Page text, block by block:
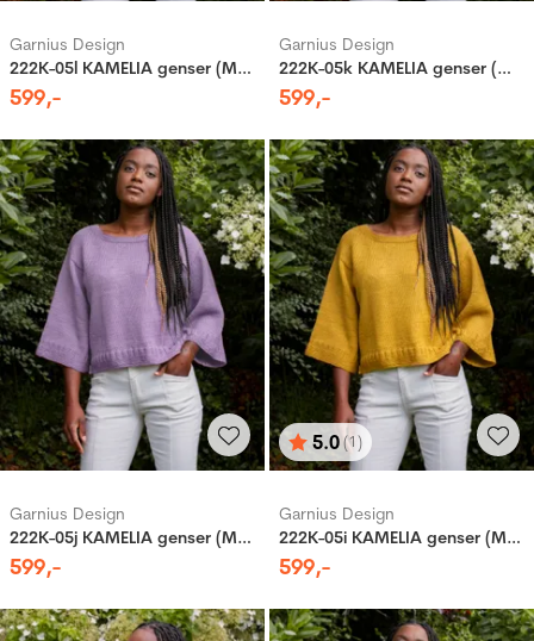
Garnius Design
222K-05l KAMELIA genser (Merinor)
599,-
Garnius Design
222K-05k KAMELIA genser (Merinor)
599,-
Garnius Design
222K-05j KAMELIA genser (Merinor)
599,-
Karakter:
5.0(1)
av 5 mulige
Garnius Design
222K-05i KAMELIA genser (Merinor)
599,-